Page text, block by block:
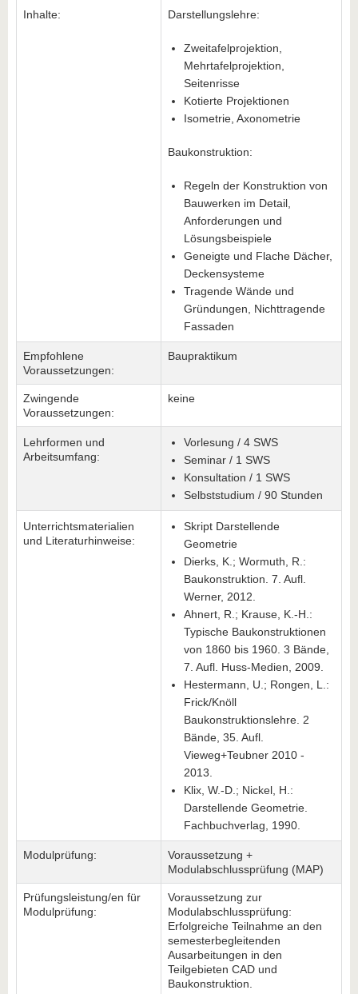
Inhalte: Darstellungslehre:
Zweitafelprojektion,
Mehrtafelprojektion,
Seitenrisse
Kotierte Projektionen
Isometrie, Axonometrie
Baukonstruktion:
Regeln der Konstruktion von
Bauwerken im Detail,
Anforderungen und
Lösungsbeispiele
Geneigte und Flache Dächer,
Deckensysteme
Tragende Wände und
Gründungen, Nichttragende
Fassaden
Empfohlene
Voraussetzungen:
Baupraktikum
Zwingende
Voraussetzungen:
keine
Lehrformen und
Arbeitsumfang:
Vorlesung / 4 SWS
Seminar / 1 SWS
Konsultation / 1 SWS
Selbststudium / 90 Stunden
Unterrichtsmaterialien
und Literaturhinweise:
Skript Darstellende
Geometrie
Dierks, K.; Wormuth, R.:
Baukonstruktion. 7. Aufl.
Werner, 2012.
Ahnert, R.; Krause, K.-H.:
Typische Baukonstruktionen
von 1860 bis 1960. 3 Bände,
7. Aufl. Huss-Medien, 2009.
Hestermann, U.; Rongen, L.:
Frick/Knöll
Baukonstruktionslehre. 2
Bände, 35. Aufl.
Vieweg+Teubner 2010 -
2013.
Klix, W.-D.; Nickel, H.:
Darstellende Geometrie.
Fachbuchverlag, 1990.
Modulprüfung:
Voraussetzung +
Modulabschlussprüfung (MAP)
Prüfungsleistung/en für
Modulprüfung:
Voraussetzung zur
Modulabschlussprüfung:
Erfolgreiche Teilnahme an den
semesterbegleitenden
Ausarbeitungen in den
Teilgebieten CAD und
Baukonstruktion.